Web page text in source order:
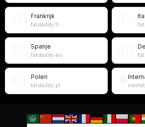
Frankrijk
fatdaddy.fr
Spanje
fatdaddy.es
Polen
fatdaddy.pl